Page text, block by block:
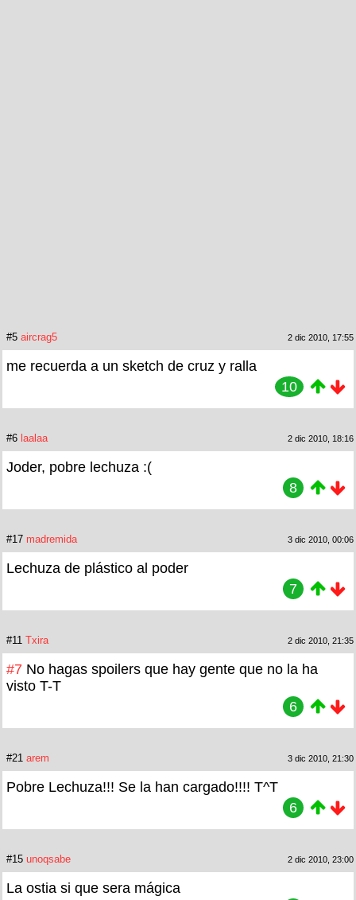
#5 aircrag5 2 dic 2010, 17:55
me recuerda a un sketch de cruz y ralla
10
#6 laalaa 2 dic 2010, 18:16
Joder, pobre lechuza :(
8
#17 madremida 3 dic 2010, 00:06
Lechuza de plástico al poder
7
#11 Txira 2 dic 2010, 21:35
#7 No hagas spoilers que hay gente que no la ha
visto T-T
6
#21 arem 3 dic 2010, 21:30
Pobre Lechuza!!! Se la han cargado!!!! T^T
6
#15 unoqsabe 2 dic 2010, 23:00
La ostia si que sera mágica